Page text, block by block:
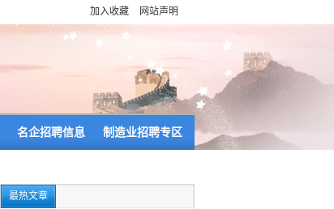
加入收藏 网站声明
名企招聘信息 制造业招聘专区
最热文章